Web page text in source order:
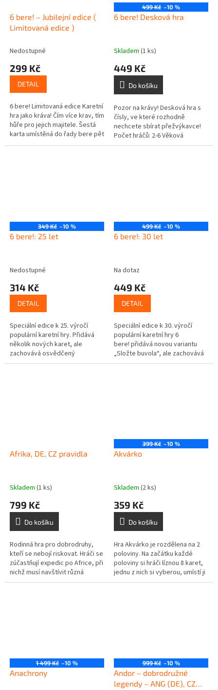
6 bere! – Jubilejní edice (
Limitovaná edice )
Nedostupné
299 Kč
DETAIL
6 bere! Limitovaná edice Karetní
hra jako kráva! Čím více krav, tím
hůře pro jejich majitele. Šestá
karta umístěná do řady bere pět
karet předchozích. Každá kráva
499 Kč –10 %
6 bere! Desková hra
Skladem (1 ks)
449 Kč
Do košíku
Pozor na krávy! Desková hra s
čísly, ve které rozhodně
nechcete sbírat přežvýkavce!
Počet hráčů: 2-6 Věková
skupina: 8+ Doba hraní: 25 min
349 Kč –10 %
6 bere!: 25 let
Nedostupné
314 Kč
DETAIL
Speciální edice k 25. výročí
populární karetní hry. Přidává
několik nových karet, ale
zachovává osvědčený
mechanismus vytváření
499 Kč –10 %
6 bere!: 30 let
Na dotaz
449 Kč
DETAIL
Speciální edice k 30. výročí
populární karetní hry 6
bere! přidává novou variantu
„Složte buvola“, ale zachovává
osvědčený mechanismus
Afrika, DE, CZ pravidla
Skladem (1 ks)
799 Kč
Do košíku
Rodinná hra pro dobrodruhy,
kteří se nebojí riskovat. Hráči se
zúčastňují expedic po Africe, při
nichž musí navštívit různá
africká místa a přivézt vzácné
399 Kč –10 %
Akvárko
Skladem (2 ks)
359 Kč
Do košíku
Hra Akvárko je rozdělena na 2
poloviny. Na začátku každé
poloviny si hráči líznou 8 karet,
jednu z nich si vyberou, umístí ji
do svého akvária...
1 499 Kč –10 %
Anachrony
999 Kč –10 %
Andor – dobrodružné
legendy – ANG (DE), CZ